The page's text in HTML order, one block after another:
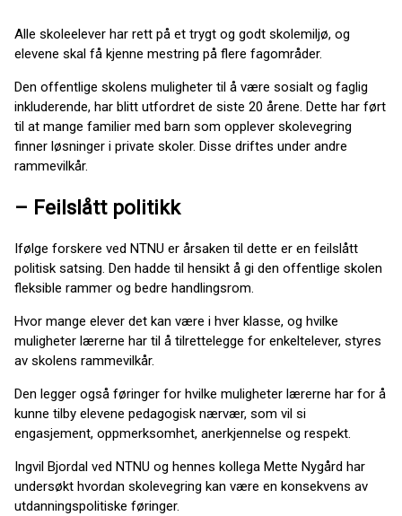
Alle skoleelever har rett på et trygt og godt skolemiljø, og
elevene skal få kjenne mestring på flere fagområder.
Den offentlige skolens muligheter til å være sosialt og faglig
inkluderende, har blitt utfordret de siste 20 årene. Dette har ført
til at mange familier med barn som opplever skolevegring
finner løsninger i private skoler. Disse driftes under andre
rammevilkår.
– Feilslått politikk
Ifølge forskere ved NTNU er årsaken til dette er en feilslått
politisk satsing. Den hadde til hensikt å gi den offentlige skolen
fleksible rammer og bedre handlingsrom.
Hvor mange elever det kan være i hver klasse, og hvilke
muligheter lærerne har til å tilrettelegge for enkeltelever, styres
av skolens rammevilkår.
Den legger også føringer for hvilke muligheter lærerne har for å
kunne tilby elevene pedagogisk nærvær, som vil si
engasjement, oppmerksomhet, anerkjennelse og respekt.
Ingvil Bjordal ved NTNU og hennes kollega Mette Nygård har
undersøkt hvordan skolevegring kan være en konsekvens av
utdanningspolitiske føringer.